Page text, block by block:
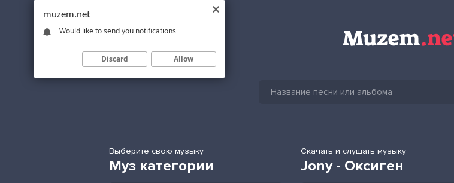
Выберите свою музыку
Муз категории
Скачать и слушать музыку
Jony - Оксиген
muzem.net
Would like to send you notifications
Discard Allow